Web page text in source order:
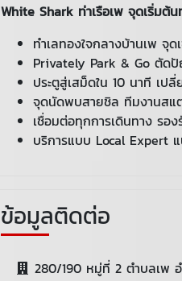
White Shark ท่าเรือเพ จุดเริ่ม
ทำเลทองใจกลางบ้านเพ จุ
Privately Park & Go ตัด
ประตูสู่เสม็ดใน 10 นาที เป
จุดนัดพบสายชิล ทีมงานสแ
เชื่อมต่อทุกการเดินทาง รอ
บริการแบบ Local Expert แ
ข้อมูลติดต่อ
280/190 หมู่ที่ 2 ตำบลเพ อ